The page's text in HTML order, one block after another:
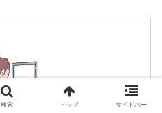
検索 トップ サイドバー